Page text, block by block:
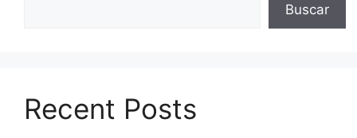
Buscar
Recent Posts